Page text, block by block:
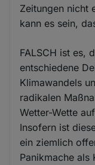
Zeitungen nicht
kann es sein,
FALSCH ist es,
entschiedene
Klimawandels
radikalen
Wetter-Wette
Insofern ist
ein ziemlich
Panikmache als